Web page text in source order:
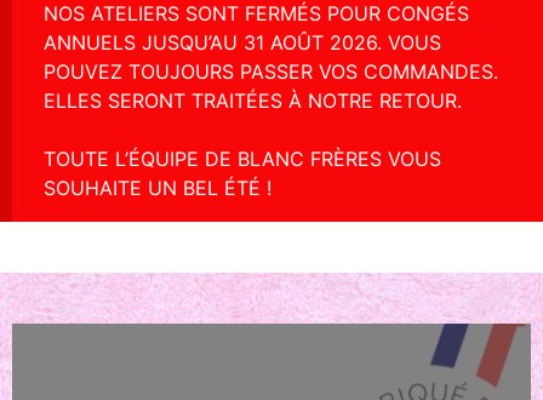
NOS ATELIERS SONT FERMÉS POUR CONGÉS
ANNUELS JUSQU’AU 31 AOÛT 2026. VOUS
POUVEZ TOUJOURS PASSER VOS COMMANDES.
ELLES SERONT TRAITÉES À NOTRE RETOUR.
TOUTE L’ÉQUIPE DE BLANC FRÈRES VOUS
SOUHAITE UN BEL ÉTÉ !